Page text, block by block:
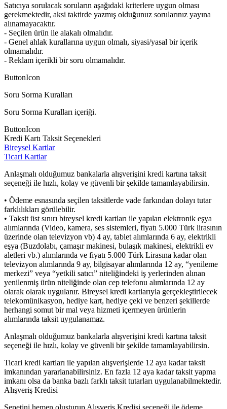
Satıcıya sorulacak soruların aşağıdaki kriterlere uygun olması
gerekmektedir, aksi taktirde yazmış olduğunuz sorularınız yayına
alınamayacaktır.
- Seçilen ürün ile alakalı olmalıdır.
- Genel ahlak kurallarına uygun olmalı, siyasi/yasal bir içerik
olmamalıdır.
- Reklam içerikli bir soru olmamalıdır.
ButtonIcon
Soru Sorma Kuralları
Soru Sorma Kuralları içeriği.
ButtonIcon
Kredi Kartı Taksit Seçenekleri
Bireysel Kartlar
Ticari Kartlar
Anlaşmalı olduğumuz bankalarla alışverişini kredi kartına taksit
seçeneği ile hızlı, kolay ve güvenli bir şekilde tamamlayabilirsin.
• Ödeme esnasında seçilen taksitlerde vade farkından dolayı tutar
farklılıkları görülebilir.
• Taksit üst sınırı bireysel kredi kartları ile yapılan elektronik eşya
alımlarında (Video, kamera, ses sistemleri, fiyatı 5.000 Türk lirasının
üzerinde olan televizyon vb) 4 ay, tablet alımlarında 6 ay, elektrikli
eşya (Buzdolabı, çamaşır makinesi, bulaşık makinesi, elektrikli ev
aletleri vb.) alımlarında ve fiyatı 5.000 Türk Lirasına kadar olan
televizyon alımlarında 9 ay, bilgisayar alımlarında 12 ay, “yenileme
merkezi” veya “yetkili satıcı” niteliğindeki iş yerlerinden alınan
yenilenmiş ürün niteliğinde olan cep telefonu alımlarında 12 ay
olarak olarak uygulanır. Bireysel kredi kartlarıyla gerçekleştirilecek
telekomünikasyon, hediye kart, hediye çeki ve benzeri şekillerde
herhangi somut bir mal veya hizmeti içermeyen ürünlerin
alımlarında taksit uygulanamaz.
Anlaşmalı olduğumuz bankalarla alışverişini kredi kartına taksit
seçeneği ile hızlı, kolay ve güvenli bir şekilde tamamlayabilirsin.
Ticari kredi kartları ile yapılan alışverişlerde 12 aya kadar taksit
imkanından yararlanabilirsiniz. En fazla 12 aya kadar taksit yapma
imkanı olsa da banka bazlı farklı taksit tutarları uygulanabilmektedir.
Alışveriş Kredisi
Sepetini hemen oluşturup Alışveriş Kredisi seçeneği ile ödeme